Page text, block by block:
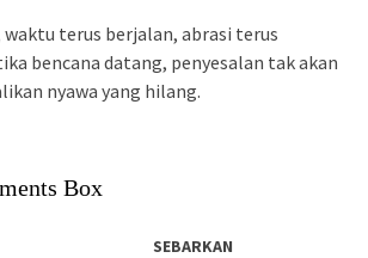
waktu terus berjalan, abrasi terus
bencana datang, penyesalan tak akan
nyawa yang hilang.
Box
SEBARKAN